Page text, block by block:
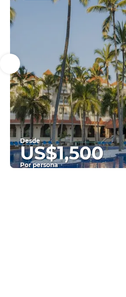
Desde
US$1,500
Por persona